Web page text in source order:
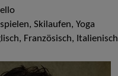
Skilaufen, Yoga
Französisch, Italienisch